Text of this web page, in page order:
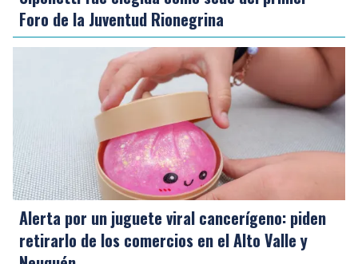
Foro de la Juventud Rionegrina
Alerta por un juguete viral cancerígeno: piden
retirarlo de los comercios en el Alto Valle y